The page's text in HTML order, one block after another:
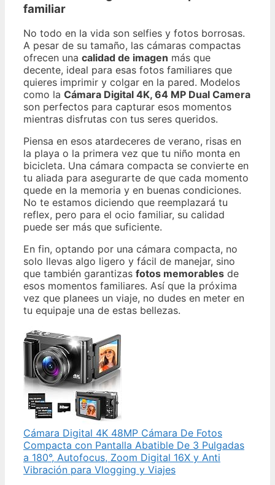
familiar
No todo en la vida son selfies y fotos borrosas.
A pesar de su tamaño, las cámaras compactas
ofrecen una calidad de imagen más que
decente, ideal para esas fotos familiares que
quieres imprimir y colgar en la pared. Modelos
como la Cámara Digital 4K, 64 MP Dual Camera
son perfectos para capturar esos momentos
mientras disfrutas con tus seres queridos.
Piensa en esos atardeceres de verano, risas en
la playa o la primera vez que tu niño monta en
bicicleta. Una cámara compacta se convierte en
tu aliada para asegurarte de que cada momento
quede en la memoria y en buenas condiciones.
No te estamos diciendo que reemplazará tu
reflex, pero para el ocio familiar, su calidad
puede ser más que suficiente.
En fin, optando por una cámara compacta, no
solo llevas algo ligero y fácil de manejar, sino
que también garantizas fotos memorables de
esos momentos familiares. Así que la próxima
vez que planees un viaje, no dudes en meter en
tu equipaje una de estas bellezas.
Cámara Digital 4K 48MP Cámara De Fotos
Compacta con Pantalla Abatible De 3 Pulgadas
a 180°, Autofocus, Zoom Digital 16X y Anti
Vibración para Vlogging y Viajes